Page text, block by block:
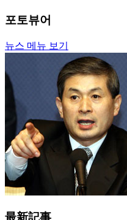
포토뷰어
뉴스 메뉴 보기
最新記事